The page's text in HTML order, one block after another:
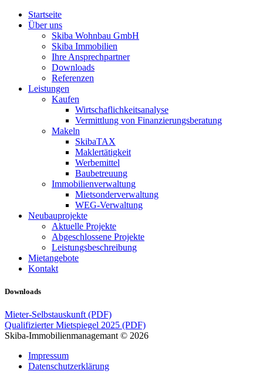
Startseite
Über uns
Skiba Wohnbau GmbH
Skiba Immobilien
Ihre Ansprechpartner
Downloads
Referenzen
Leistungen
Kaufen
Wirtschaflichkeitsanalyse
Vermittlung von Finanzierungsberatung
Makeln
SkibaTAX
Maklertätigkeit
Werbemittel
Baubetreuung
Immobilienverwaltung
Mietsonderverwaltung
WEG-Verwaltung
Neubauprojekte
Aktuelle Projekte
Abgeschlossene Projekte
Leistungsbeschreibung
Mietangebote
Kontakt
Downloads
Mieter-Selbstauskunft (PDF)
Qualifizierter Mietspiegel 2025 (PDF)
Skiba-Immobilienmanagemant © 2026
Impressum
Datenschutzerklärung